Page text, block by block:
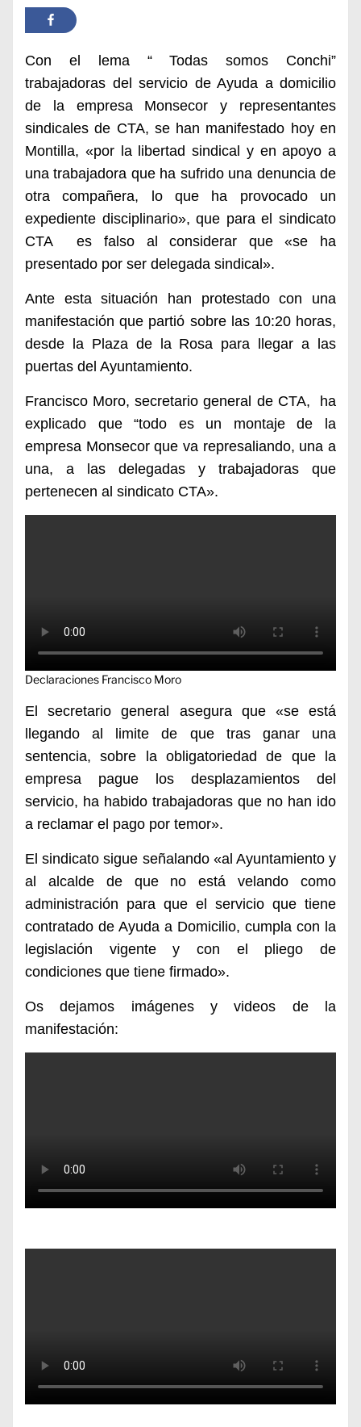
Con el lema “ Todas somos Conchi”
trabajadoras del servicio de Ayuda a domicilio
de la empresa Monsecor y representantes
sindicales de CTA, se han manifestado hoy en
Montilla, «por la libertad sindical y en apoyo a
una trabajadora que ha sufrido una denuncia de
otra compañera, lo que ha provocado un
expediente disciplinario», que para el sindicato
CTA es falso al considerar que «se ha
presentado por ser delegada sindical».
Ante esta situación han protestado con una
manifestación que partió sobre las 10:20 horas,
desde la Plaza de la Rosa para llegar a las
puertas del Ayuntamiento.
Francisco Moro, secretario general de CTA, ha
explicado que “todo es un montaje de la
empresa Monsecor que va represaliando, una a
una, a las delegadas y trabajadoras que
pertenecen al sindicato CTA».
Declaraciones Francisco Moro
El secretario general asegura que «se está
llegando al limite de que tras ganar una
sentencia, sobre la obligatoriedad de que la
empresa pague los desplazamientos del
servicio, ha habido trabajadoras que no han ido
a reclamar el pago por temor».
El sindicato sigue señalando «al Ayuntamiento y
al alcalde de que no está velando como
administración para que el servicio que tiene
contratado de Ayuda a Domicilio, cumpla con la
legislación vigente y con el pliego de
condiciones que tiene firmado».
Os dejamos imágenes y videos de la
manifestación: